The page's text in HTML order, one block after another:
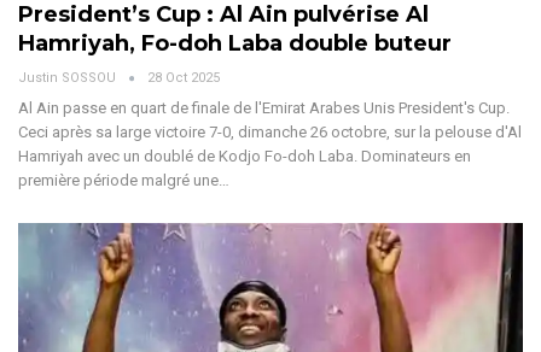
President’s Cup : Al Ain pulvérise Al
Hamriyah, Fo-doh Laba double buteur
Justin SOSSOU 28 Oct 2025
Al Ain passe en quart de finale de l'Emirat Arabes Unis President's Cup.
Ceci après sa large victoire 7-0, dimanche 26 octobre, sur la pelouse d'Al
Hamriyah avec un doublé de Kodjo Fo-doh Laba. Dominateurs en
première période malgré une…